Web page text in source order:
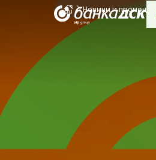
Новини и промоции